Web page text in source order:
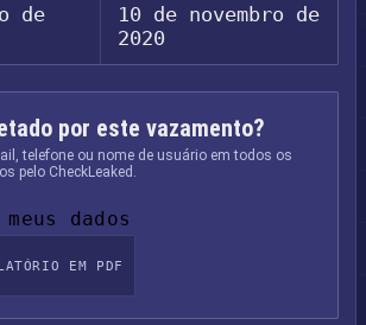
de
10 de novembro de
2020
por este vazamento?
telefone ou nome de usuário em todos os
pelo CheckLeaked.
dados
EM PDF